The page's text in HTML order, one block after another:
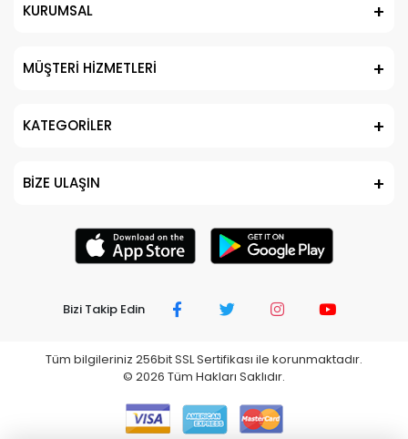
KURUMSAL
MÜŞTERİ HİZMETLERİ
KATEGORİLER
BİZE ULAŞIN
Bizi Takip Edin
Tüm bilgileriniz 256bit SSL Sertifikası ile korunmaktadır.
© 2026 Tüm Hakları Saklıdır.